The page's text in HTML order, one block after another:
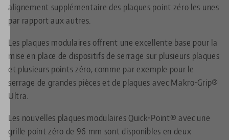
alignement supplémentaire des plaques point zéro les unes
par rapport aux autres.
Les plaques modulaires offrent une excellente base pour la
mise en place de dispositifs de serrage sur plusieurs plaques
et plusieurs points zéro, comme par exemple pour le
serrage de grandes pièces et de plaques avec Makro•Grip®
Ultra.
Les nouvelles plaques modulaires Quick•Point® avec une
grille point zéro de 96 mm sont disponibles en deux